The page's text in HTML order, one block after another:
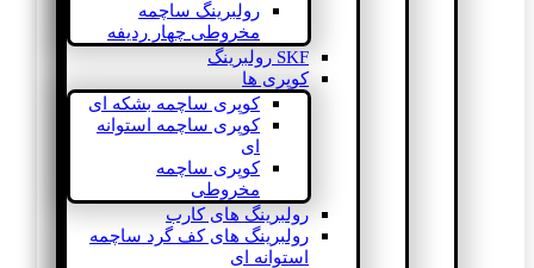
رولبرینگ ساچمه
مخروطی چهار ردیفه
SKF رولبرینگ
کوپری ها
کوپری ساچمه بشکه ای
کوپری ساچمه استوانه
ای
کوپری ساچمه
مخروطی
رولبرینگ های کارب
رولبرینگ های کف گرد ساچمه
استوانه ای